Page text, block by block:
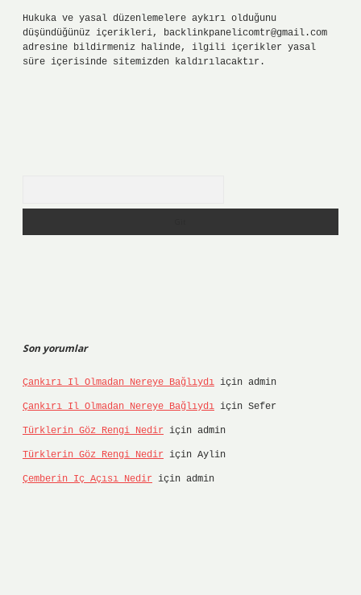
Hukuka ve yasal düzenlemelere aykırı olduğunu
düşündüğünüz içerikleri, backlinkpanelicomtr@gmail.com
adresine bildirmeniz halinde, ilgili içerikler yasal
süre içerisinde sitemizden kaldırılacaktır.
Son yorumlar
Çankırı Il Olmadan Nereye Bağlıydı için admin
Çankırı Il Olmadan Nereye Bağlıydı için Sefer
Türklerin Göz Rengi Nedir için admin
Türklerin Göz Rengi Nedir için Aylin
Çemberin Iç Açısı Nedir için admin